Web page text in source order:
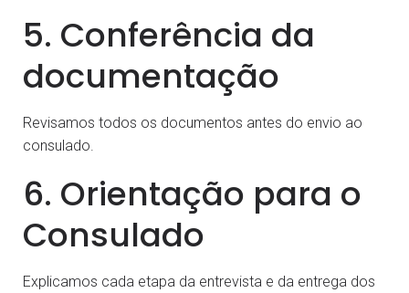
5. Conferência da
documentação
Revisamos todos os documentos antes do envio ao
consulado.
6. Orientação para o
Consulado
Explicamos cada etapa da entrevista e da entrega dos